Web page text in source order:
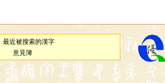
最近被搜索的漢字
意見簿